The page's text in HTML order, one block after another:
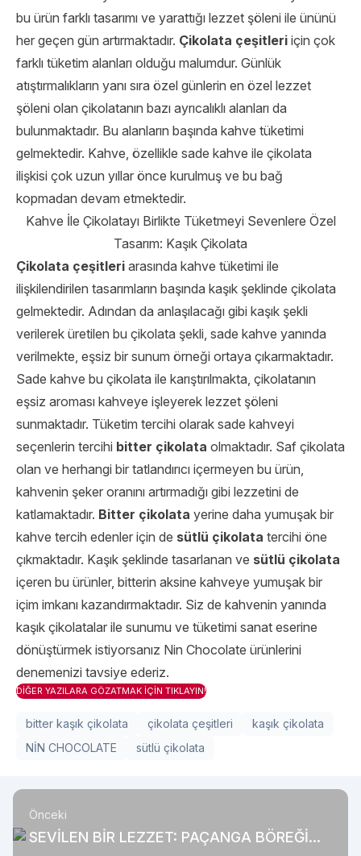
bu ürün farklı tasarımı ve yarattığı lezzet şöleni ile ününü
her geçen gün artırmaktadır. Çikolata çeşitleri için çok
farklı tüketim alanları olduğu malumdur. Günlük
atıştırmalıkların yanı sıra özel günlerin en özel lezzet
şöleni olan çikolatanın bazı ayrıcalıklı alanları da
bulunmaktadır. Bu alanların başında kahve tüketimi
gelmektedir. Kahve, özellikle sade kahve ile çikolata
ilişkisi çok uzun yıllar önce kurulmuş ve bu bağ
kopmadan devam etmektedir.
Kahve İle Çikolatayı Birlikte Tüketmeyi Sevenlere Özel
Tasarım: Kaşık Çikolata
Çikolata çeşitleri arasında kahve tüketimi ile
ilişkilendirilen tasarımların başında kaşık şeklinde çikolata
gelmektedir. Adından da anlaşılacağı gibi kaşık şekli
verilerek üretilen bu çikolata şekli, sade kahve yanında
verilmekte, eşsiz bir sunum örneği ortaya çıkarmaktadır.
Sade kahve bu çikolata ile karıştırılmakta, çikolatanın
eşsiz aroması kahveye işleyerek lezzet şöleni
sunmaktadır. Tüketim tercihi olarak sade kahveyi
seçenlerin tercihi bitter çikolata olmaktadır. Saf çikolata
olan ve herhangi bir tatlandırıcı içermeyen bu ürün,
kahvenin şeker oranını artırmadığı gibi lezzetini de
katlamaktadır. Bitter çikolata yerine daha yumuşak bir
kahve tercih edenler için de sütlü çikolata tercihi öne
çıkmaktadır. Kaşık şeklinde tasarlanan ve sütlü çikolata
içeren bu ürünler, bitterin aksine kahveye yumuşak bir
içim imkanı kazandırmaktadır. Siz de kahvenin yanında
kaşık çikolatalar ile sunumu ve tüketimi sanat eserine
dönüştürmek istiyorsanız Nin Chocolate ürünlerini
denemenizi tavsiye ederiz.
DİĞER YAZILARA GÖZATMAK İÇİN TIKLAYIN!
bitter kaşık çikolata çikolata çeşitleri
kaşık çikolata
NİN CHOCOLATE
sütlü çikolata
Önceki
SEVİLEN BİR LEZZET: PAÇANGA BÖREĞİ